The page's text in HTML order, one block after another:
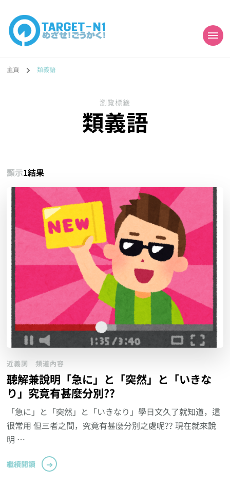
目標!!日本語能力試
N1合格
勉強コンテンツも追加予定!!】
主頁 類義語
瀏覽標籤
類義語
顯示1結果
近義詞 頻道內容
聽解兼說明「急に」と「突然」と「いきな
り」究竟有甚麼分別??
「急に」と「突然」と「いきなり」學日文久了就知道，這
很常用 但三者之間，究竟有甚麼分別之處呢?? 現在就來說
明 …
繼續閱讀